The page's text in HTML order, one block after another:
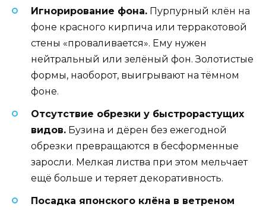
Игнорирование фона. Пурпурный клён на
фоне красного кирпича или терракотовой
стены «проваливается». Ему нужен
нейтральный или зелёный фон. Золотистые
формы, наоборот, выигрывают на тёмном
фоне.
Отсутствие обрезки у быстрорастущих
видов. Бузина и дёрен без ежегодной
обрезки превращаются в бесформенные
заросли. Мелкая листва при этом мельчает
ещё больше и теряет декоративность.
Посадка японского клёна в ветреном